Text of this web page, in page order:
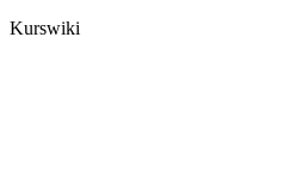
Kurswiki